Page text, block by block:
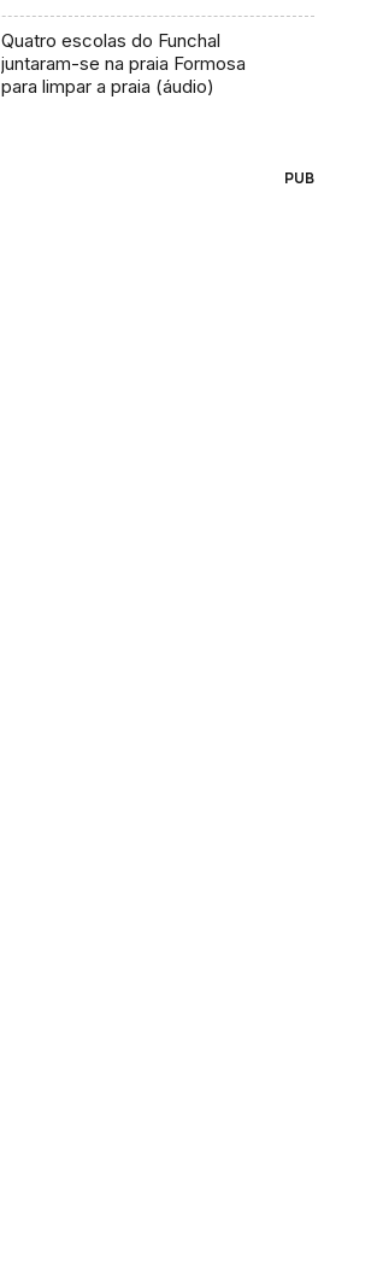
Quatro escolas do Funchal
juntaram-se na praia Formosa
para limpar a praia (áudio)
PUB